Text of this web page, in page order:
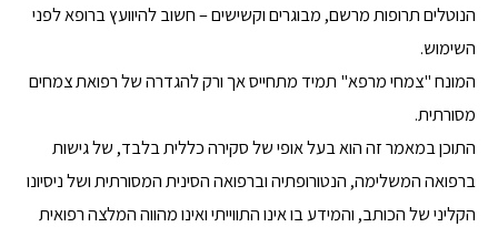
הנוטלים תרופות מרשם, מבוגרים וקשישים – חשוב להיוועץ ברופא לפני
השימוש.
המונח "צמחי מרפא" תמיד מתחייס אך ורק להגדרה של רפואת צמחים
מסורתית.
התוכן במאמר זה הוא בעל אופי של סקירה כללית בלבד, של גישות
ברפואה המשלימה, הנטורופתיה וברפואה הסינית המסורתית ושל ניסיונו
הקליני של הכותב, והמידע בו אינו התווייתי ואינו מהווה המלצה רפואית